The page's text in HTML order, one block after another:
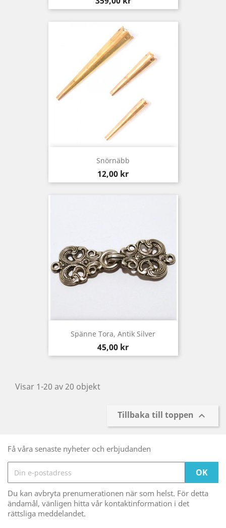
Snörnäbb
Pris
12,00 kr
Spänne Tora, Antik Silver
Pris
45,00 kr
Visar 1-20 av 20 objekt
Tillbaka till toppen 
Få våra senaste nyheter och erbjudanden
Du kan avbryta prenumerationen när som helst. För detta
ändamål, vänligen hitta vår kontaktinformation i det
rättsliga meddelandet.